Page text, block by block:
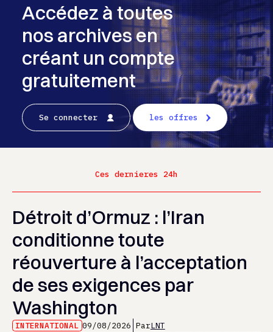
Accédez à toutes
nos archives en
créant un compte
gratuitement
Se connecter les offres
Ces dernieres 24h
Détroit d’Ormuz : l’Iran
conditionne toute
réouverture à l’acceptation
de ses exigences par
Washington
INTERNATIONAL 09/08/2026 ParLNT